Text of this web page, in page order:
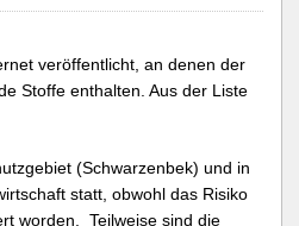
veröffentlicht, an denen der
Stoffe enthalten. Aus der Liste
(Schwarzenbek) und in
statt, obwohl das Risiko
worden. Teilweise sind die